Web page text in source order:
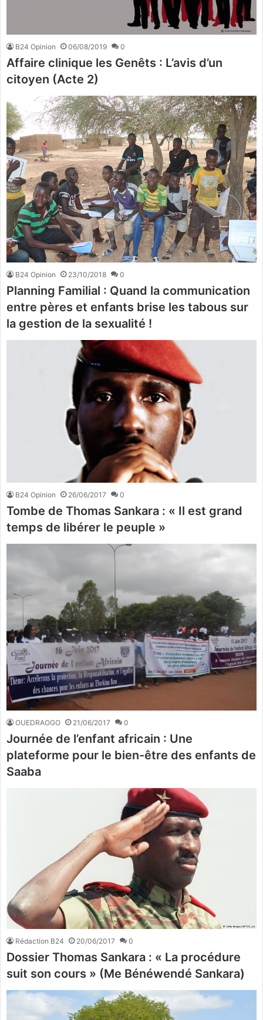
B24 Opinion 06/08/2019 0
Affaire clinique les Genêts : L’avis d’un
citoyen (Acte 2)
B24 Opinion 23/10/2018 0
Planning Familial : Quand la communication
entre pères et enfants brise les tabous sur
la gestion de la sexualité !
B24 Opinion 26/06/2017 0
Tombe de Thomas Sankara : « Il est grand
temps de libérer le peuple »
OUEDRAOGO 21/06/2017 0
Journée de l’enfant africain : Une
plateforme pour le bien-être des enfants de
Saaba
Rédaction B24 20/06/2017 0
Dossier Thomas Sankara : « La procédure
suit son cours » (Me Bénéwendé Sankara)